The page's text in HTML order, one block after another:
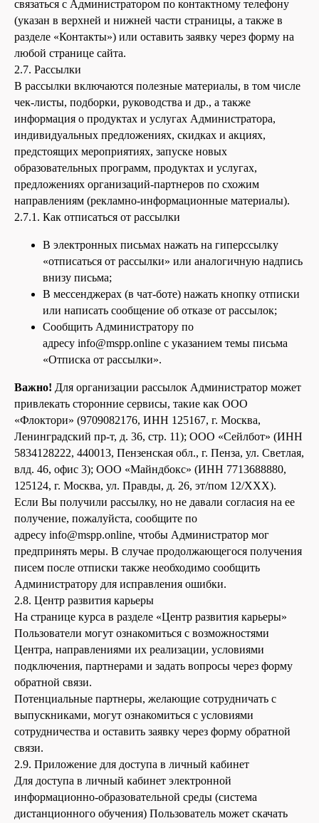
связаться с Администратором по контактному телефону
(указан в верхней и нижней части страницы, а также в
разделе «Контакты») или оставить заявку через форму на
любой странице сайта.
2.7. Рассылки
В рассылки включаются полезные материалы, в том числе
чек-листы, подборки, руководства и др., а также
информация о продуктах и услугах Администратора,
индивидуальных предложениях, скидках и акциях,
предстоящих мероприятиях, запуске новых
образовательных программ, продуктах и услугах,
предложениях организаций-партнеров по схожим
направлениям (рекламно-информационные материалы).
2.7.1. Как отписаться от рассылки
В электронных письмах нажать на гиперссылку
«отписаться от рассылки» или аналогичную надпись
внизу письма;
В мессенджерах (в чат-боте) нажать кнопку отписки
или написать сообщение об отказе от рассылок;
Сообщить Администратору по
адресу info@mspp.online с указанием темы письма
«Отписка от рассылки».
Важно! Для организации рассылок Администратор может
привлекать сторонние сервисы, такие как ООО
«Флоктори» (9709082176, ИНН 125167, г. Москва,
Ленинградский пр-т, д. 36, стр. 11); ООО «Сейлбот» (ИНН
5834128222, 440013, Пензенская обл., г. Пенза, ул. Светлая,
влд. 46, офис 3); ООО «Майндбокс» (ИНН 7713688880,
125124, г. Москва, ул. Правды, д. 26, эт/пом 12/XXX).
Если Вы получили рассылку, но не давали согласия на ее
получение, пожалуйста, сообщите по
адресу info@mspp.online, чтобы Администратор мог
предпринять меры. В случае продолжающегося получения
писем после отписки также необходимо сообщить
Администратору для исправления ошибки.
2.8. Центр развития карьеры
На странице курса в разделе «Центр развития карьеры»
Пользователи могут ознакомиться с возможностями
Центра, направлениями их реализации, условиями
подключения, партнерами и задать вопросы через форму
обратной связи.
Потенциальные партнеры, желающие сотрудничать с
выпускниками, могут ознакомиться с условиями
сотрудничества и оставить заявку через форму обратной
связи.
2.9. Приложение для доступа в личный кабинет
Для доступа в личный кабинет электронной
информационно-образовательной среды (система
дистанционного обучения) Пользователь может скачать